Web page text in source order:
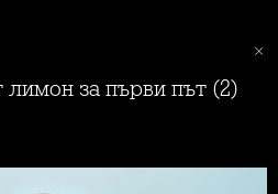
лимон за първи път (2)